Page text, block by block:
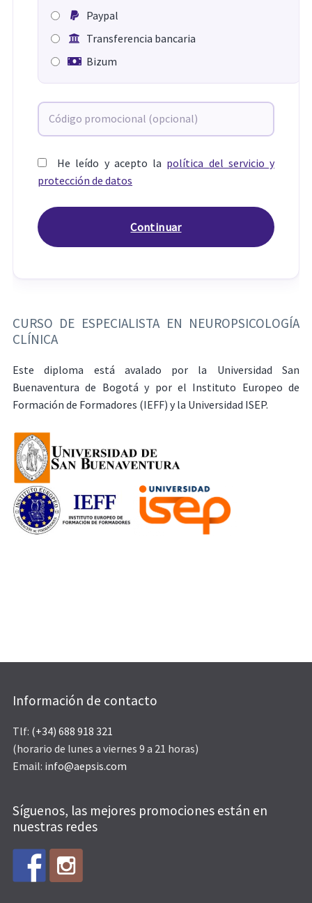
Paypal
Transferencia bancaria
Bizum
He leído y acepto la política del servicio y
protección de datos
CURSO DE ESPECIALISTA EN NEUROPSICOLOGÍA
CLÍNICA
Este diploma está avalado por la Universidad San
Buenaventura de Bogotá y por el Instituto Europeo de
Formación de Formadores (IEFF) y la Universidad ISEP.
Información de contacto
Tlf: (+34) 688 918 321
(horario de lunes a viernes 9 a 21 horas)
Email: info@aepsis.com
Síguenos, las mejores promociones están en
nuestras redes